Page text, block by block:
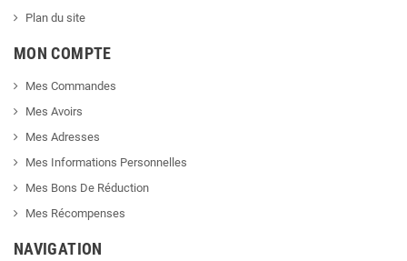
Plan du site
MON COMPTE
Mes Commandes
Mes Avoirs
Mes Adresses
Mes Informations Personnelles
Mes Bons De Réduction
Mes Récompenses
NAVIGATION